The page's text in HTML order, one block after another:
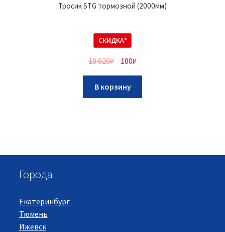
Тросик STG тормозной (2000мм)
СКИДКА*
10 020₽ 100₽
В корзину
Города
Екатеринбург
Тюмень
Ижевск